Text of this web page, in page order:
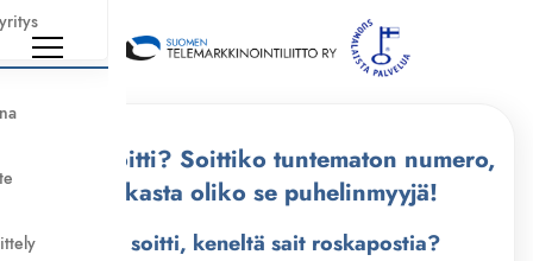
Kuka soitti? Soittiko tuntematon numero,
tarkasta oliko se puhelinmyyjä!
Kuka soitti, keneltä sait roskapostia?